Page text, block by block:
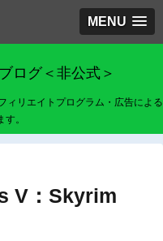
MENU
ログ＜非公式＞
ィリエイトプログラム・広告による
。
V：Skyrim